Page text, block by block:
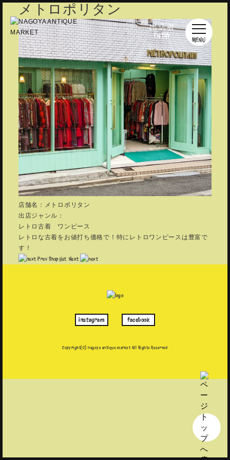
MENU
出店者
ENTRY
メトロポリタン
店舗名：メトロポリタン
出店ジャンル：
レトロ古着 ワンピース
レトロな古着をお値打ち価格で！特にレトロワンピースは豊富で
す！
Prev Shop List Next
instagram facebook
Copyright(C) nagoya antique market All Rights Reserved